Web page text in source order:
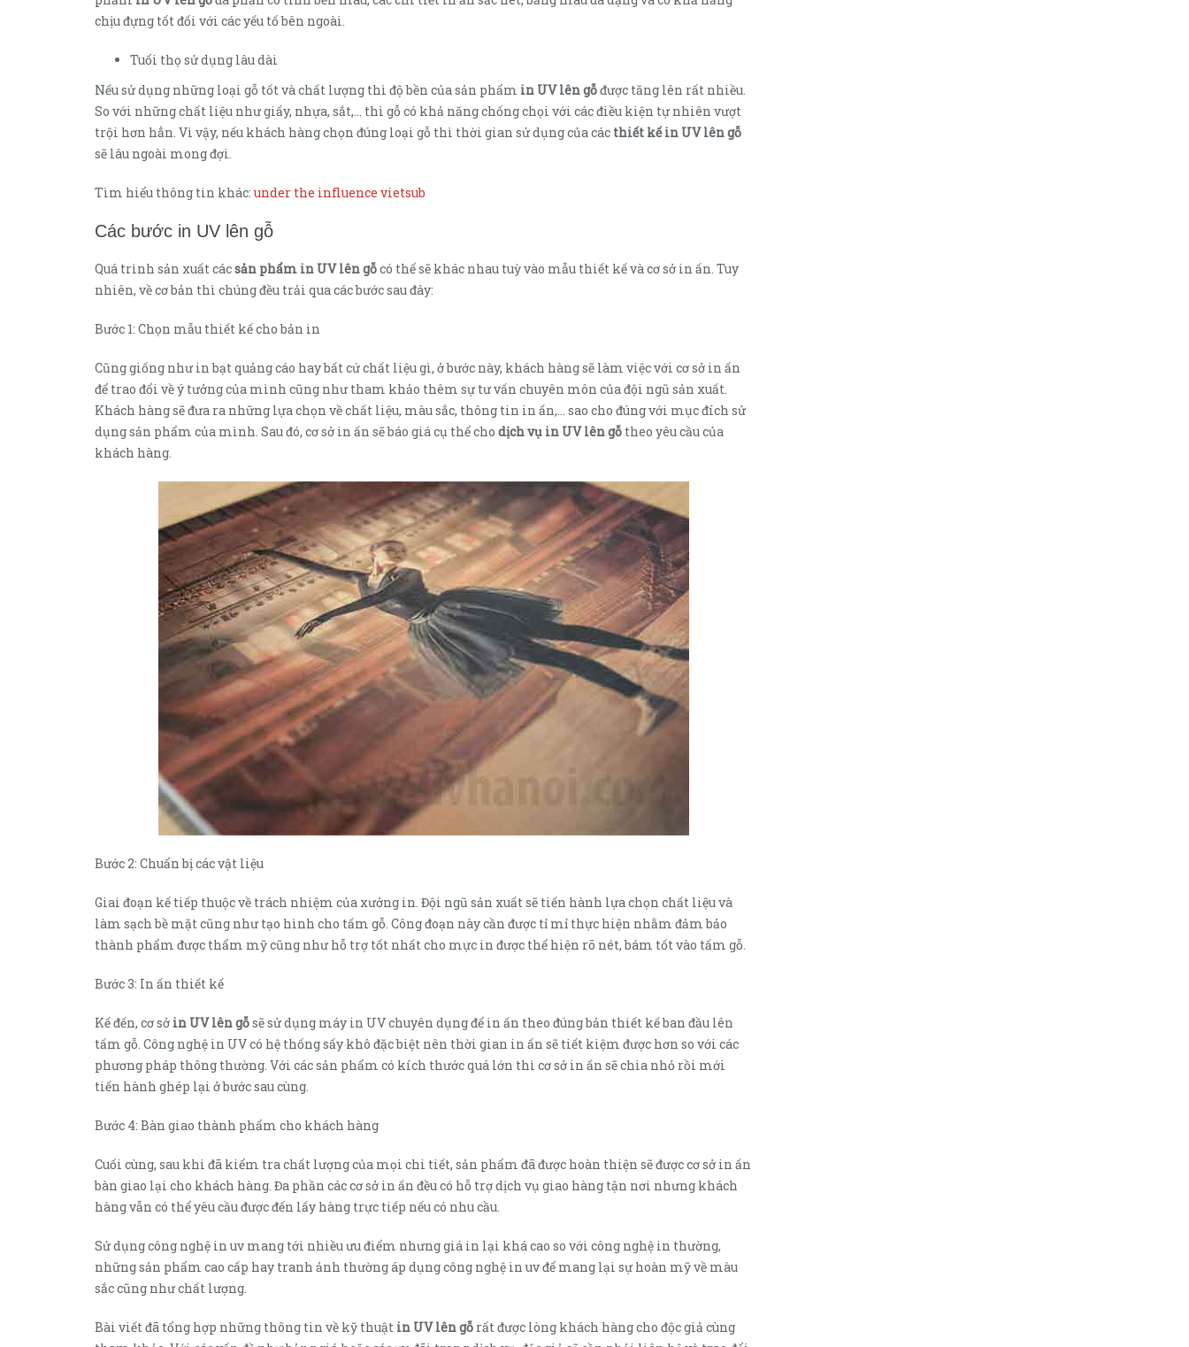
chịu đựng tốt đối với các yếu tố bên ngoài.
Tuổi thọ sử dụng lâu dài
Nếu sử dụng những loại gỗ tốt và chất lượng thì độ bền của sản phẩm in UV lên gỗđược tăng lên rất nhiều.
So với những chất liệu như giấy, nhựa, sắt,… thì gỗ có khả năng chống chọi với các điều kiện tự nhiên vượt
trội hơn hẳn. Vì vậy, nếu khách hàng chọn đúng loại gỗ thì thời gian sử dụng của các thiết kế in UV lên gỗ
sẽ lâu ngoài mong đợi.
Tìm hiểu thông tin khác: under the influence vietsub
Các bước in UV lên gỗ
Quá trình sản xuất cácsản phẩm in UV lên gỗcó thể sẽ khác nhau tuỳ vào mẫu thiết kế và cơ sở in ấn. Tuy
nhiên, về cơ bản thì chúng đều trải qua các bước sau đây:
Bước 1: Chọn mẫu thiết kế cho bản in
Cũng giống như in bạt quảng cáo hay bất cứ chất liệu gì, ở bước này, khách hàng sẽ làm việc với cơ sở in ấn
để trao đổi về ý tưởng của mình cũng như tham khảo thêm sự tư vấn chuyên môn của đội ngũ sản xuất.
Khách hàng sẽ đưa ra những lựa chọn về chất liệu, màu sắc, thông tin in ấn,… sao cho đúng với mục đích sử
dụng sản phẩm của mình. Sau đó, cơ sở in ấn sẽ báo giá cụ thể cho dịch vụ in UV lên gỗ theo yêu cầu của
khách hàng.
Bước 2: Chuẩn bị các vật liệu
Giai đoạn kế tiếp thuộc về trách nhiệm của xưởng in. Đội ngũ sản xuất sẽ tiến hành lựa chọn chất liệu và
làm sạch bề mặt cũng như tạo hình cho tấm gỗ. Công đoạn này cần được tỉ mỉ thực hiện nhằm đảm bảo
thành phẩm được thẩm mỹ cũng như hỗ trợ tốt nhất cho mực in được thể hiện rõ nét, bám tốt vào tấm gỗ.
Bước 3: In ấn thiết kế
Kế đến, cơ sở in UV lên gỗsẽ sử dụng máy in UV chuyên dụng để in ấn theo đúng bản thiết kế ban đầu lên
tấm gỗ. Công nghệ in UV có hệ thống sấy khô đặc biệt nên thời gian in ấn sẽ tiết kiệm được hơn so với các
phương pháp thông thường. Với các sản phẩm có kích thước quá lớn thì cơ sở in ấn sẽ chia nhỏ rồi mới
tiến hành ghép lại ở bước sau cùng.
Bước 4: Bàn giao thành phẩm cho khách hàng
Cuối cùng, sau khi đã kiểm tra chất lượng của mọi chi tiết, sản phẩm đã được hoàn thiện sẽ được cơ sở in ấn
bàn giao lại cho khách hàng. Đa phần các cơ sở in ấn đều có hỗ trợ dịch vụ giao hàng tận nơi nhưng khách
hàng vẫn có thể yêu cầu được đến lấy hàng trực tiếp nếu có nhu cầu.
Sử dụng công nghệ in uv mang tới nhiều ưu điểm nhưng giá in lại khá cao so với công nghệ in thường,
những sản phẩm cao cấp hay tranh ảnh thường áp dụng công nghệ in uv để mang lại sự hoàn mỹ về màu
sắc cũng như chất lượng.
Bài viết đã tổng hợp những thông tin về kỹ thuật in UV lên gỗ rất được lòng khách hàng cho độc giả cùng